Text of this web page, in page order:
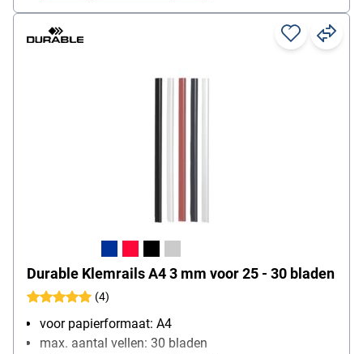
Durable Klemrails A4 3 mm voor 25 - 30 bladen
(4)
voor papierformaat: A4
max. aantal vellen: 30 bladen